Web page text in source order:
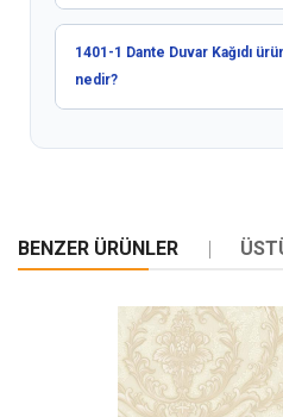
1401-1 Dante Duvar Kağıdı
nedir?
BENZER ÜRÜNLER